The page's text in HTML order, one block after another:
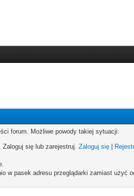
forum. Możliwe powody takiej sytuacji:
Zaloguj się lub zarejestruj. Zaloguj się
w pasek adresu przeglądarki zamiast użyć